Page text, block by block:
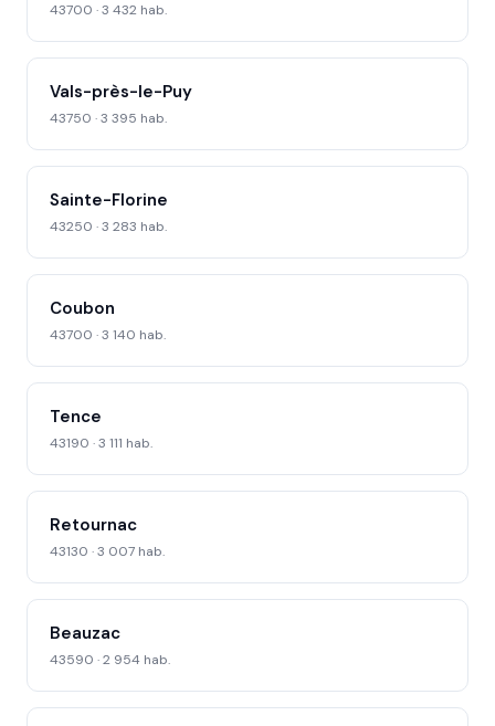
43700 · 3 432 hab.
Vals-près-le-Puy
43750 · 3 395 hab.
Sainte-Florine
43250 · 3 283 hab.
Coubon
43700 · 3 140 hab.
Tence
43190 · 3 111 hab.
Retournac
43130 · 3 007 hab.
Beauzac
43590 · 2 954 hab.